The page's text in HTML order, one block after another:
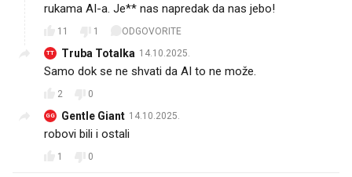
rukama AI-a. Je** nas napredak da nas jebo!
11 1 ODGOVORITE
TT Truba Totalka 14.10.2025.
Samo dok se ne shvati da AI to ne može.
2 0
GG Gentle Giant 14.10.2025.
robovi bili i ostali
1 0